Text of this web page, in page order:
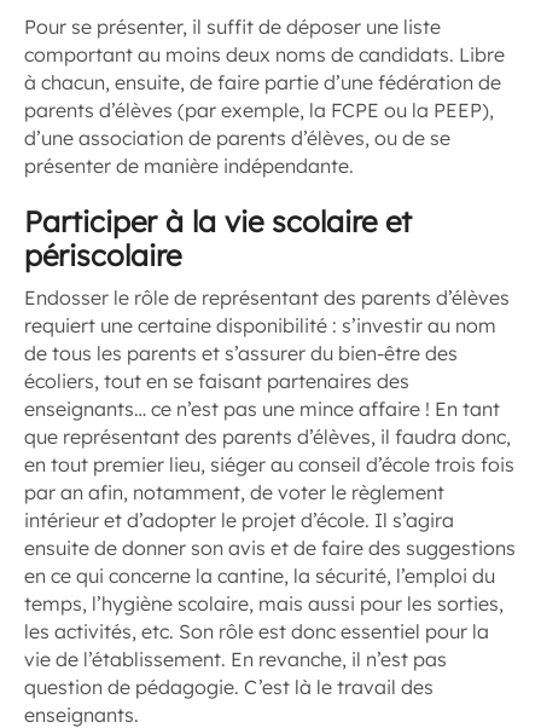
Pour se présenter, il suffit de déposer une liste
comportant au moins deux noms de candidats. Libre
à chacun, ensuite, de faire partie d’une fédération de
parents d’élèves (par exemple, la FCPE ou la PEEP),
d’une association de parents d’élèves, ou de se
présenter de manière indépendante.
Participer à la vie scolaire et
périscolaire
Endosser le rôle de représentant des parents d’élèves
requiert une certaine disponibilité : s’investir au nom
de tous les parents et s’assurer du bien-être des
écoliers, tout en se faisant partenaires des
enseignants… ce n’est pas une mince affaire ! En tant
que représentant des parents d’élèves, il faudra donc,
en tout premier lieu, siéger au conseil d’école trois fois
par an afin, notamment, de voter le règlement
intérieur et d’adopter le projet d’école. Il s’agira
ensuite de donner son avis et de faire des suggestions
en ce qui concerne la cantine, la sécurité, l’emploi du
temps, l’hygiène scolaire, mais aussi pour les sorties,
les activités, etc. Son rôle est donc essentiel pour la
vie de l’établissement. En revanche, il n’est pas
question de pédagogie. C’est là le travail des
enseignants.